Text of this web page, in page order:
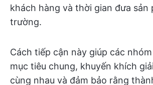
khách hàng và thời gian đưa sản
trường.
Cách tiếp cận này giúp các
mục tiêu chung, khuyến khích
cùng nhau và đảm bảo rằng